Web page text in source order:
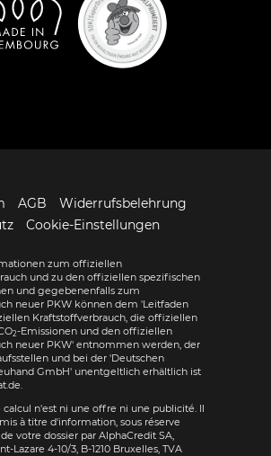
AGB
Widerrufsbelehrung
Cookie-Einstellungen
zum offiziellen
und zu den offiziellen spezifischen
und gegebenenfalls zum
neuer PKW können dem 'Leitfaden
Kraftstoffverbrauch, die offiziellen
2-Emissionen und den offiziellen
neuer PKW' entnommen werden, der
und bei der 'Deutschen
GmbH' unentgeltlich erhältlich ist
calcul n'est ni une offre ni une publicité. Il
à titre d'information, sous réserve
votre dossier par AlphaCredit SA,
Lazare 4-10/3, B-1210 Bruxelles, TVA